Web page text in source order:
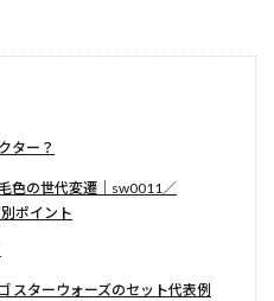
ター？
色の世代変遷｜sw0011／
ポイント
スターウォーズのセット代表例